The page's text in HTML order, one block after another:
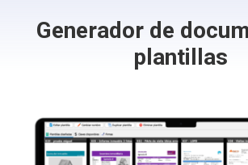
Generador de
plantillas